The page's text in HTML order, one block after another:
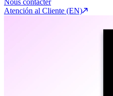
Nous contacter
Atención al Cliente (EN)